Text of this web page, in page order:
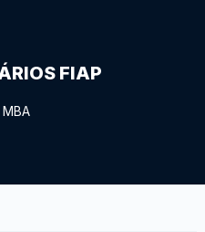
FIAP
MBA